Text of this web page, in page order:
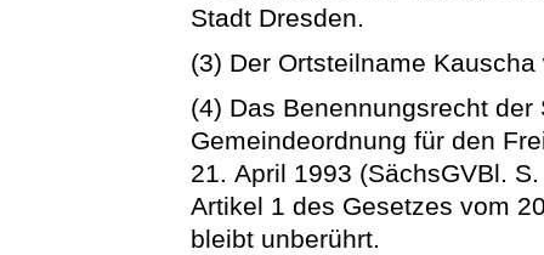
Stadt Dresden.
(3) Der Ortsteilname
(4) Das Benennungsrecht
Gemeindeordnung für den
21. April 1993 (SächsGVBl.
Artikel 1 des Gesetzes vom
bleibt unberührt.